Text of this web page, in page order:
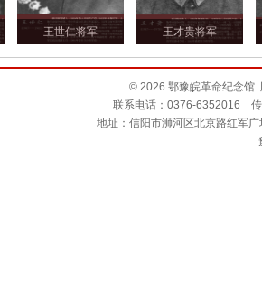
王世仁将军 王才贵将军
©2026 鄂豫皖革命纪念
联系电话：0376-6352016
地址：信阳市浉河区北京路红军